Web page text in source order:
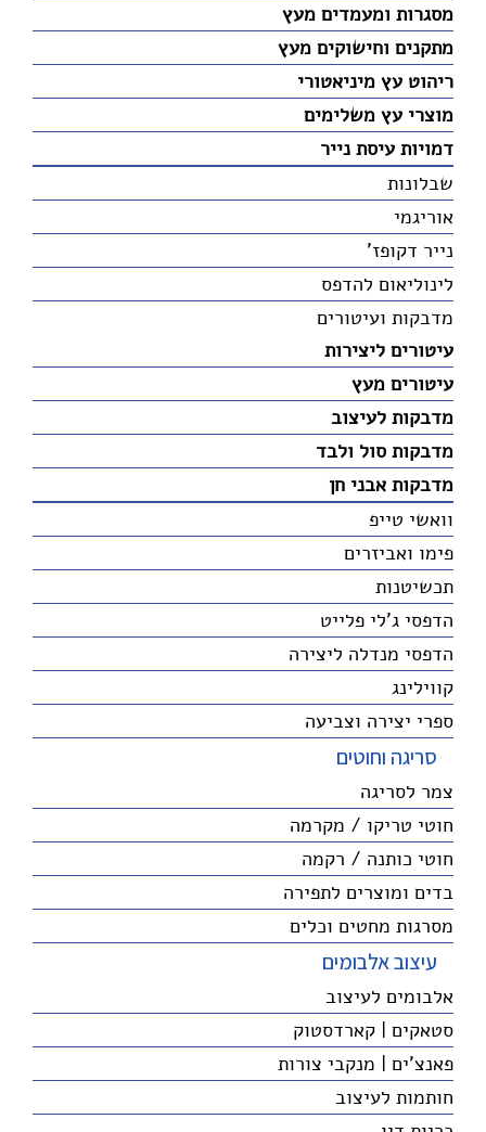
מסגרות ומעמדים מעץ
מתקנים וחישוקים מעץ
ריהוט עץ מיניאטורי
מוצרי עץ משלימים
דמויות עיסת נייר
שבלונות
אוריגמי
נייר דקופז'
לינוליאום להדפס
מדבקות ועיטורים
עיטורים ליצירות
עיטורים מעץ
מדבקות לעיצוב
מדבקות סול ולבד
מדבקות אבני חן
וואשי טייפ
פימו ואביזרים
תכשיטנות
הדפסי ג'לי פלייט
הדפסי מנדלה ליצירה
קווילינג
ספרי יצירה וצביעה
סריגה וחוטים
צמר לסריגה
חוטי טריקו / מקרמה
חוטי כותנה / רקמה
בדים ומוצרים לתפירה
מסרגות מחטים וכלים
עיצוב אלבומים
אלבומים לעיצוב
סטאקים | קארדסטוק
פאנצ'ים | מנקבי צורות
חותמות לעיצוב